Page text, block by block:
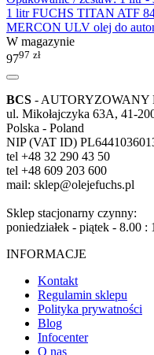
1 litr FUCHS TITAN ATF
MERCON ULV olej do
W magazynie
9797 zł
BCS -
ul. Mikołajczyka 63A, 41-
Polska - Poland
NIP (VAT ID)
tel +48 32 290 43 50
tel +48 609 203 600
mail: sklep@olejefuchs.pl
Sklep stacjonarny czynny:
poniedziałek - piątek - 8.00 :
INFORMACJE
Kontakt
Regulamin sklepu
Polityka prywatności
Blog
Infocenter
O nas